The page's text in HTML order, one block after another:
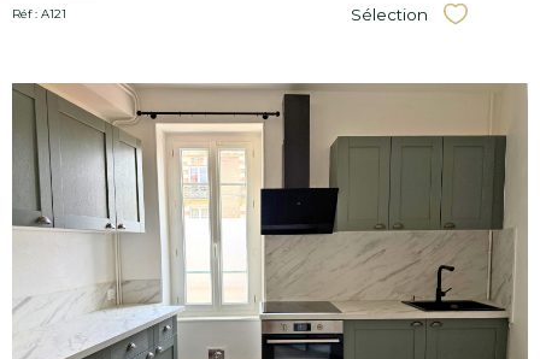
Réf : A121 Sélection Sélectionner
Voir le
bien